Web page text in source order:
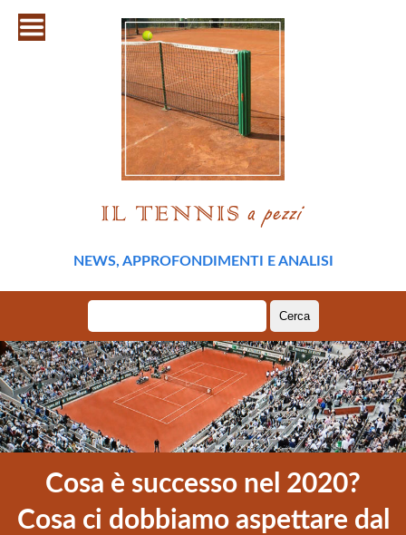
NEWS, APPROFONDIMENTI E ANALISI
per:
Cosa è successo nel 2020?
Cosa ci dobbiamo aspettare dal